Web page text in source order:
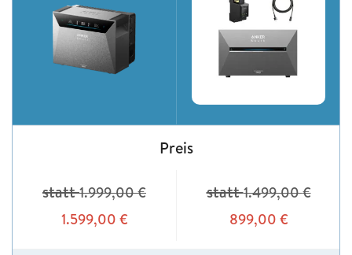
Preis
statt1.999,00€
1.599,00 €
statt1.499,00€
899,00 €